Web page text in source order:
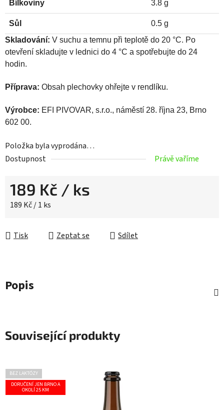
Bílkoviny 3.8 g
Sůl
0.5 g
Skladování: V suchu a temnu při teplotě do 20 °C. Po
otevření skladujte v lednici do 4 °C a spotřebujte do 24
hodin.
Příprava: Obsah plechovky ohřejte v rendlíku.
Výrobce: EFI PIVOVAR, s.r.o., náměstí 28. října 23, Brno
602 00.
Položka byla vyprodána…
Dostupnost
Právě vaříme
189 Kč / ks
Měrná cena:
189 Kč / 1 ks
Tisk Zeptat se Sdílet
Popis
Související produkty
BEZ LAKTÓZY
DORUČENÍ JEN BRNO A
OKOLÍ 25 KM